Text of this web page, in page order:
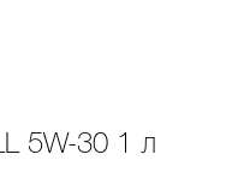
5W-30 1 л